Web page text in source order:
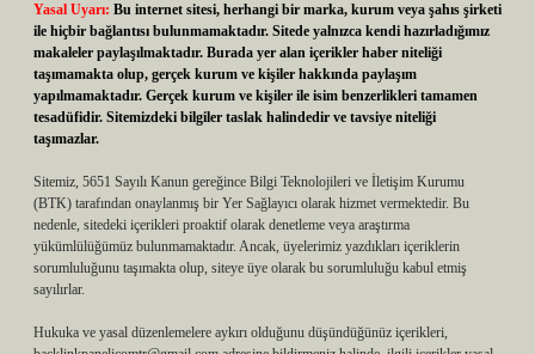
Yasal Uyarı: Bu internet sitesi, herhangi bir marka, kurum veya şahıs şirketi
ile hiçbir bağlantısı bulunmamaktadır. Sitede yalnızca kendi hazırladığımız
makaleler paylaşılmaktadır. Burada yer alan içerikler haber niteliği
taşımamakta olup, gerçek kurum ve kişiler hakkında paylaşım
yapılmamaktadır. Gerçek kurum ve kişiler ile isim benzerlikleri tamamen
tesadüfidir. Sitemizdeki bilgiler taslak halindedir ve tavsiye niteliği
taşımazlar.
Sitemiz, 5651 Sayılı Kanun gereğince Bilgi Teknolojileri ve İletişim Kurumu
(BTK) tarafından onaylanmış bir Yer Sağlayıcı olarak hizmet vermektedir. Bu
nedenle, sitedeki içerikleri proaktif olarak denetleme veya araştırma
yükümlülüğümüz bulunmamaktadır. Ancak, üyelerimiz yazdıkları içeriklerin
sorumluluğunu taşımakta olup, siteye üye olarak bu sorumluluğu kabul etmiş
sayılırlar.
Hukuka ve yasal düzenlemelere aykırı olduğunu düşündüğünüz içerikleri,